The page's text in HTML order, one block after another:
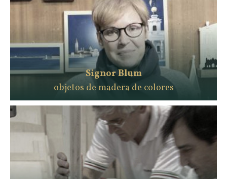
Signor Blum
objetos de madera de colores